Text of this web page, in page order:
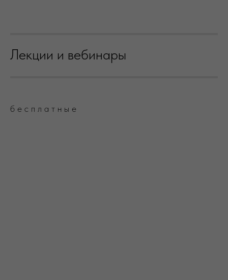
Лекции и вебинары
б е с п л а т н ы е